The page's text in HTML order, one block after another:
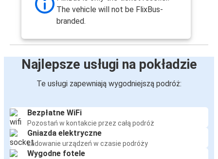
The vehicle will not be FlixBus-
branded.
Najlepsze usługi na pokładzie
Te usługi zapewniają wygodniejszą podróż:
Bezpłatne WiFi
Pozostań w kontakcie przez całą podróż
Gniazda elektryczne
Ładowanie urządzeń w czasie podróży
Wygodne fotele